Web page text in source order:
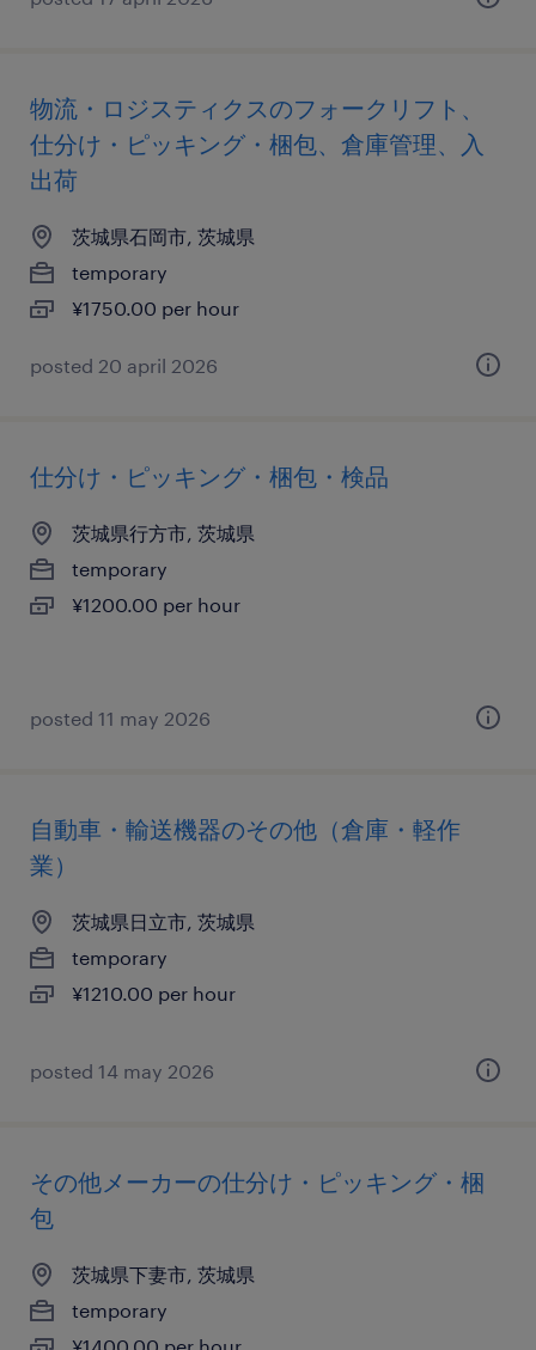
物流・ロジスティクスのフォークリフト、
仕分け・ピッキング・梱包、倉庫管理、入
出荷
茨城県石岡市, 茨城県
temporary
¥1750.00 per hour
posted 20 april 2026
仕分け・ピッキング・梱包・検品
茨城県行方市, 茨城県
temporary
¥1200.00 per hour
posted 11 may 2026
自動車・輸送機器のその他（倉庫・軽作
業）
茨城県日立市, 茨城県
temporary
¥1210.00 per hour
posted 14 may 2026
その他メーカーの仕分け・ピッキング・梱
包
茨城県下妻市, 茨城県
temporary